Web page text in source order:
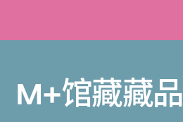
M+馆藏藏品